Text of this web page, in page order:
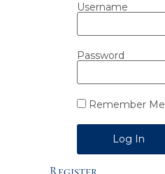
Username
Password
Remember Me
Alternative: